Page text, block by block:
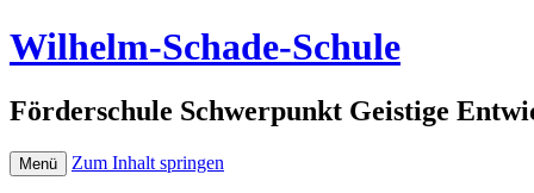
Wilhelm-Schade-Schule
Förderschule Schwerpunkt Geistige
Menü Zum Inhalt springen